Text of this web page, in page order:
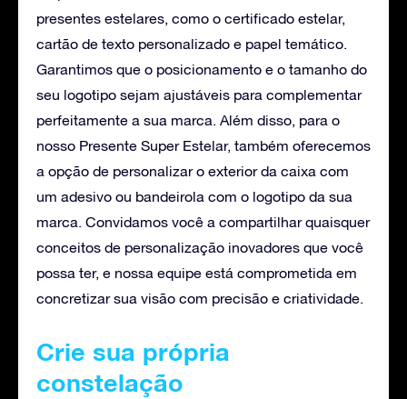
presentes estelares, como o certificado estelar,
cartão de texto personalizado e papel temático.
Garantimos que o posicionamento e o tamanho do
seu logotipo sejam ajustáveis para complementar
perfeitamente a sua marca. Além disso, para o
nosso Presente Super Estelar, também oferecemos
a opção de personalizar o exterior da caixa com
um adesivo ou bandeirola com o logotipo da sua
marca. Convidamos você a compartilhar quaisquer
conceitos de personalização inovadores que você
possa ter, e nossa equipe está comprometida em
concretizar sua visão com precisão e criatividade.
Crie sua própria
constelação